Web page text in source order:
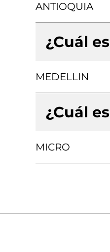
ANTIOQUIA
¿Cuál
MEDELLIN
¿Cuál
MICRO